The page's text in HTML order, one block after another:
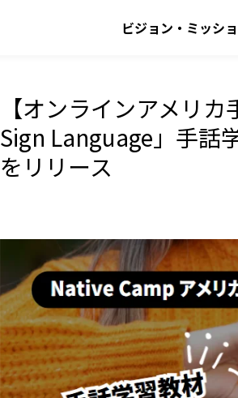
ビジョン・ミッシ
【オンラインアメリ
Sign Language」手話
をリリース